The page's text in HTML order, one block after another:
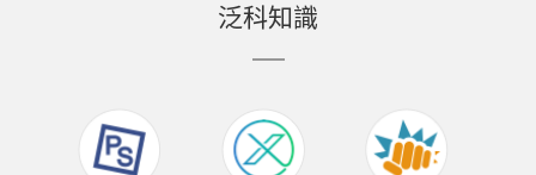
泛科知識